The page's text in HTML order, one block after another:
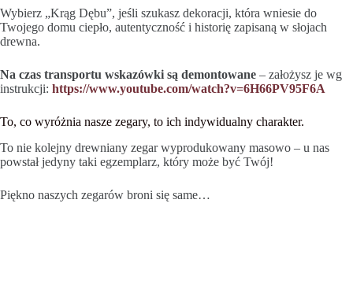
Wybierz „Krąg Dębu”, jeśli szukasz dekoracji, która wniesie do
Twojego domu ciepło, autentyczność i historię zapisaną w słojach
drewna.
Na czas transportu wskazówki są demontowane – założysz je wg
instrukcji: https://www.youtube.com/watch?v=6H66PV95F6A
To, co wyróżnia nasze zegary, to ich indywidualny charakter.
To nie kolejny drewniany zegar wyprodukowany masowo – u nas
powstał jedyny taki egzemplarz, który może być Twój!
Piękno naszych zegarów broni się same…